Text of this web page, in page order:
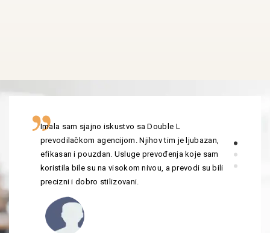
Imala sam sjajno iskustvo sa Double L
prevodilačkom agencijom. Njihov tim je ljubazan,
efikasan i pouzdan. Usluge prevođenja koje sam
koristila bile su na visokom nivou, a prevodi su bili
precizni i dobro stilizovani.